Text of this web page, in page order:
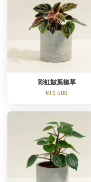
彩虹皺葉椒草
NT$ 600